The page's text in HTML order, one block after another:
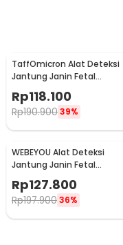
TaffOmicron Alat Deteksi
Jantung Janin Fetal
Doppler Handheld 3.0 MHz -
U8-25
Rp118.100
Rp190.90039%
WEBEYOU Alat Deteksi
Jantung Janin Fetal
Doppler Bluetooth 3MHz -
WF-FD101
Rp127.800
Rp197.90036%